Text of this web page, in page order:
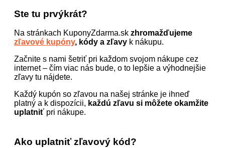
Ste tu prvýkrát?
Na stránkach KuponyZdarma.sk zhromažďujeme
zľavové kupóny, kódy a zľavy k nákupu.
Začnite s nami šetriť pri každom svojom nákupe cez
internet – čím viac nás bude, o to lepšie a výhodnejšie
zľavy tu nájdete.
Každý kupón so zľavou na našej stránke je ihneď
platný a k dispozícii, každú zľavu si môžete okamžite
uplatniť pri nákupe.
Ako uplatniť zľavový kód?